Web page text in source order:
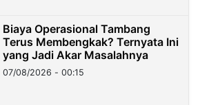
Biaya Operasional Tambang
Terus Membengkak? Ternyata Ini
yang Jadi Akar Masalahnya
07/08/2026 - 00:15